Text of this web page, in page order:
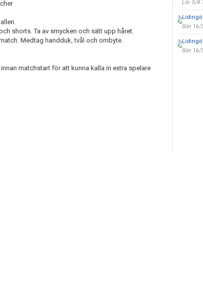
shorts. Ta av smycken och sätt upp håret.
Medtag handduk, tvål och ombyte.
matchstart för att kunna kalla in extra spelare
Lör 5/4
Lidingö
Sön 16/
Lidingö
Sön 16/